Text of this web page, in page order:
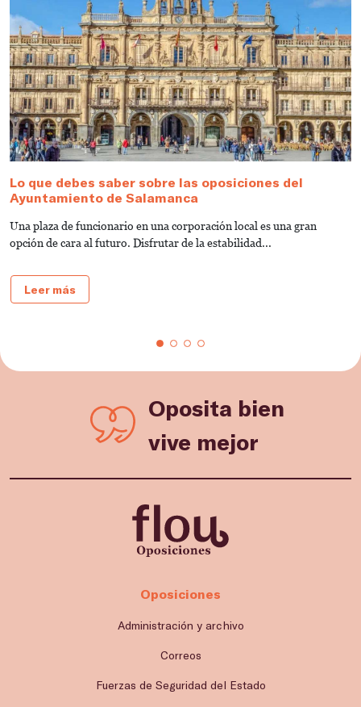
Lo que debes saber sobre las oposiciones del
Ayuntamiento de Salamanca
Una plaza de funcionario en una corporación local es una gran
opción de cara al futuro. Disfrutar de la estabilidad...
Leer más
Oposita bien
vive mejor
Oposiciones
Administración y archivo
Correos
Fuerzas de Seguridad del Estado